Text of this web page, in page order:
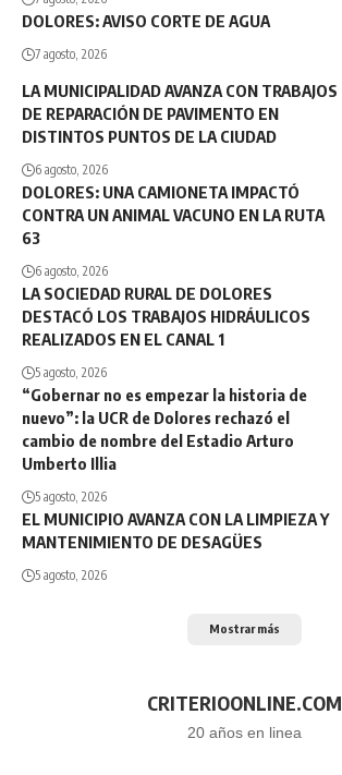
DOLORES: AVISO CORTE DE AGUA
7 agosto, 2026
LA MUNICIPALIDAD AVANZA CON TRABAJOS
DE REPARACIÓN DE PAVIMENTO EN
DISTINTOS PUNTOS DE LA CIUDAD
6 agosto, 2026
DOLORES: UNA CAMIONETA IMPACTÓ
CONTRA UN ANIMAL VACUNO EN LA RUTA
63
6 agosto, 2026
LA SOCIEDAD RURAL DE DOLORES
DESTACÓ LOS TRABAJOS HIDRÁULICOS
REALIZADOS EN EL CANAL 1
5 agosto, 2026
“Gobernar no es empezar la historia de
nuevo”: la UCR de Dolores rechazó el
cambio de nombre del Estadio Arturo
Umberto Illia
5 agosto, 2026
EL MUNICIPIO AVANZA CON LA LIMPIEZA Y
MANTENIMIENTO DE DESAGÜES
5 agosto, 2026
Mostrar más
CRITERIOONLINE.COM
20 años en linea